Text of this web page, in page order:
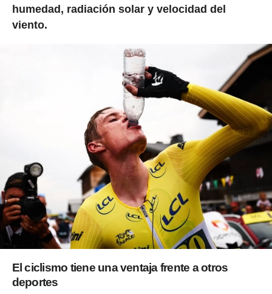
humedad, radiación solar y velocidad del
viento.
El ciclismo tiene una ventaja frente a otros
deportes